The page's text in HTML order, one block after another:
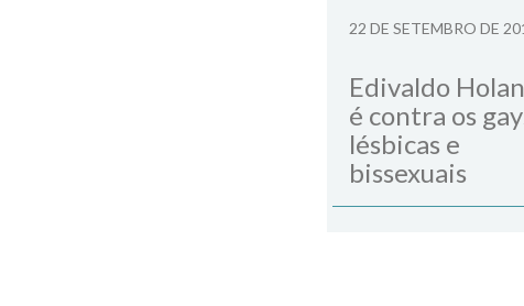
22 DE SETEMBRO DE
Edivaldo
é contra os
lésbicas e
bissexuais